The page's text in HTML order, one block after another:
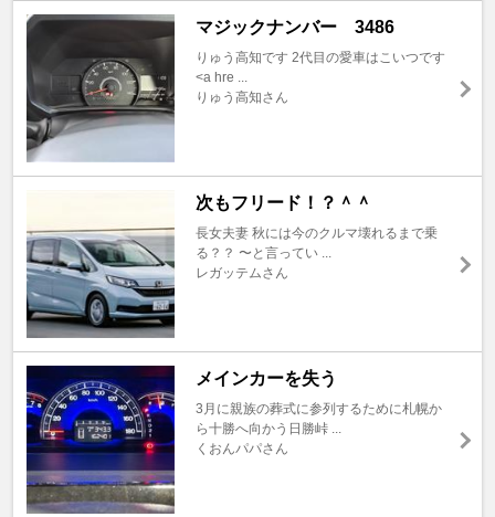
マジックナンバー 3486
りゅう高知です 2代目の愛車はこいつです
<a hre ...
りゅう高知さん
次もフリード！？＾＾
長女夫妻 秋には今のクルマ壊れるまで乗
る？？ 〜と言ってい ...
レガッテムさん
メインカーを失う
3月に親族の葬式に参列するために札幌か
ら十勝へ向かう日勝峠 ...
くおんパパさん